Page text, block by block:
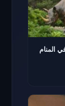
المنام